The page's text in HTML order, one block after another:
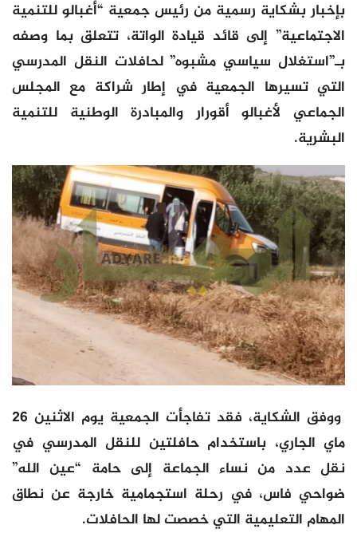
بإخبار بشكاية رسمية من رئيس جمعية “أغبالو للتنمية
الاجتماعية” إلى قائد قيادة الواتة، تتعلق بما وصفه
بـ”استغلال سياسي مشبوه” لحافلات النقل المدرسي
التي تسيرها الجمعية في إطار شراكة مع المجلس
الجماعي لأغبالو أقورار والمبادرة الوطنية للتنمية
البشرية.
ووفق الشكاية، فقد تفاجأت الجمعية يوم الاثنين 26
ماي الجاري، باستخدام حافلتين للنقل المدرسي في
نقل عدد من نساء الجماعة إلى حامة “عين الله”
ضواحي فاس، في رحلة استجمامية خارجة عن نطاق
المهام التعليمية التي خصصت لها الحافلات.